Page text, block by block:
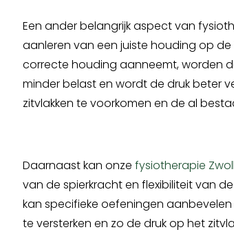
Een ander belangrijk aspect van
aanleren van een juiste houding op
correcte houding aanneemt, worden
minder belast en wordt de druk beter
zitvlakken te voorkomen en de al
Daarnaast kan onzefysiotherapie
van de spierkracht en flexibiliteit van
kan specifieke oefeningen
te versterken en zo de druk op het